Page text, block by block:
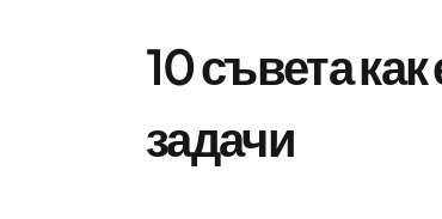
10 съвета
задачи